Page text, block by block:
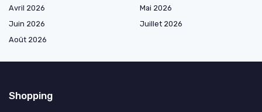
Avril 2026
Mai 2026
Juin 2026
Juillet 2026
Août 2026
Shopping